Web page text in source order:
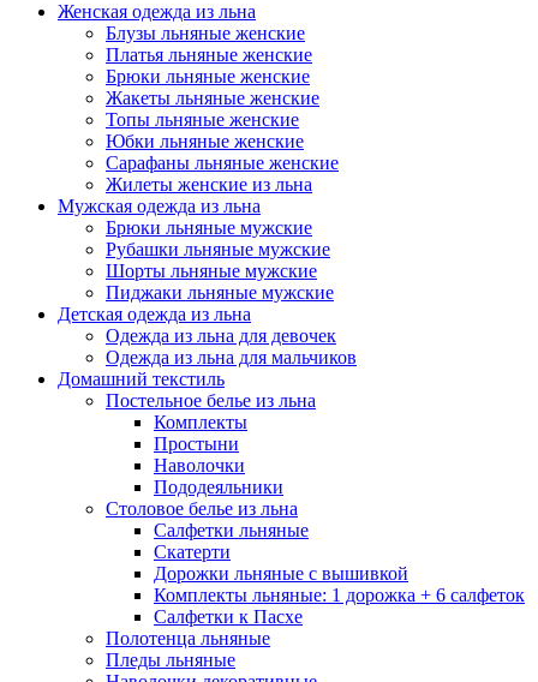
Женская одежда из льна
Блузы льняные женские
Платья льняные женские
Брюки льняные женские
Жакеты льняные женские
Топы льняные женские
Юбки льняные женские
Сарафаны льняные женские
Жилеты женские из льна
Мужская одежда из льна
Брюки льняные мужские
Рубашки льняные мужские
Шорты льняные мужские
Пиджаки льняные мужские
Детская одежда из льна
Одежда из льна для девочек
Одежда из льна для мальчиков
Домашний текстиль
Постельное белье из льна
Комплекты
Простыни
Наволочки
Пододеяльники
Столовое белье из льна
Салфетки льняные
Скатерти
Дорожки льняные с вышивкой
Комплекты льняные: 1 дорожка + 6 салфеток
Салфетки к Пасхе
Полотенца льняные
Пледы льняные